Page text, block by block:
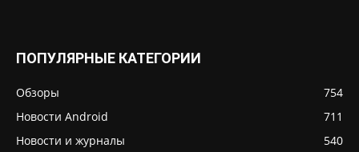
ПОПУЛЯРНЫЕ КАТЕГОРИИ
Обзоры
754
Новости Android
711
Новости и журналы
540